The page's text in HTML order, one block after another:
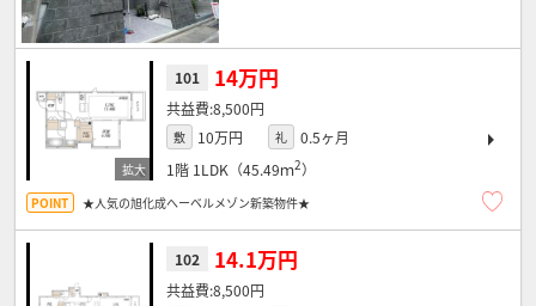
101 14万円
8,500円
敷 10万円 礼
0.5ヶ月
1階 1LDK（45.49ｍ2）
★人気の旭化成へーベルメゾン新築物件★
102 14.1万円
8,500円